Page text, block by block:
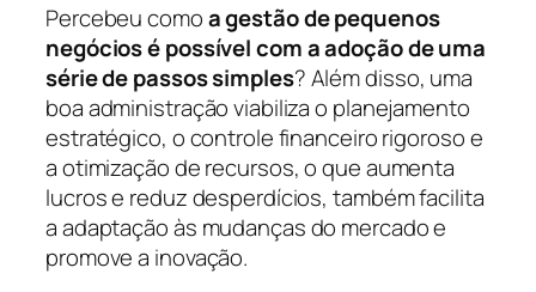
Percebeu comoa gestão de pequenos
negócios é possível com a adoção de uma
série de passos simples? Além disso, uma
boa administração viabiliza o planejamento
estratégico, o controle financeiro rigoroso e
a otimização de recursos, o que aumenta
lucros e reduz desperdícios, também facilita
a adaptação às mudanças do mercado e
promove a inovação.